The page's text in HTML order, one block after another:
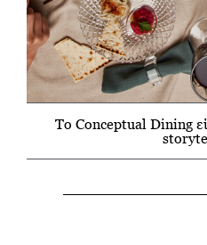
Το Conceptual Dining